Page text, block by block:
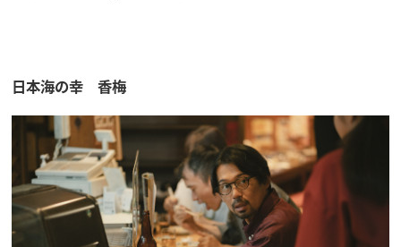
日本海の幸 香梅